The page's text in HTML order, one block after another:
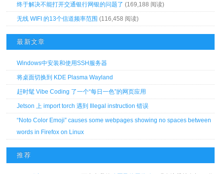
终于解决不能打开交通银行网银的问题了 (169,188 阅读)
无线 WIFI 的13个信道频率范围 (116,458 阅读)
最新文章
Windows中安装和使用SSH服务器
将桌面切换到 KDE Plasma Wayland
赶时髦 Vibe Coding 了一个“每日一色”的网页应用
Jetson 上 import torch 遇到 Illegal instruction 错误
“Noto Color Emoji” causes some webpages showing no spaces between
words in Firefox on Linux
推荐